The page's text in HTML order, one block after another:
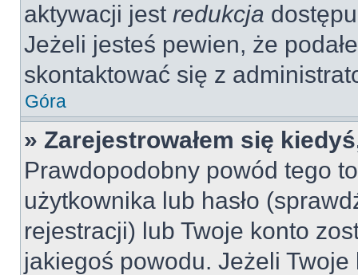
aktywacji jest redukcja
Jeżeli jesteś pewien, że
skontaktować się z
Góra
» Zarejestrowałem się
Prawdopodobny powód tego
użytkownika lub hasło
rejestracji) lub Twoje konto
jakiegoś powodu. Jeżeli